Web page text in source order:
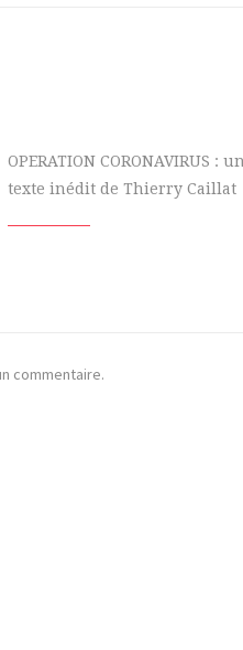
OPERATION CORONAVIRUS : un
texte inédit de Thierry Caillat
commentaire.